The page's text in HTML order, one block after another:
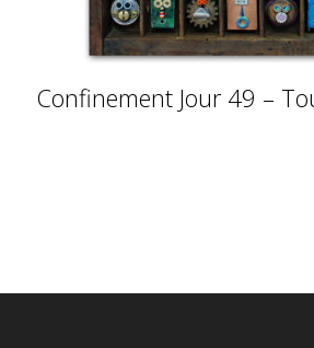
Confinement Jour 49 –